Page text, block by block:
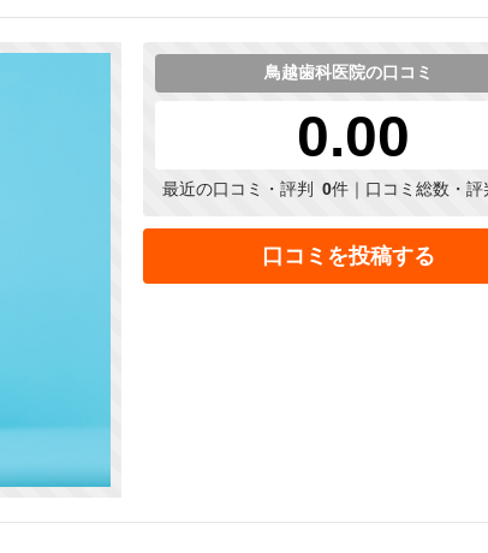
鳥越歯科医院の口コミ
0.00
最近の口コミ・評判 0件｜口コミ総数・評
口コミを投稿する